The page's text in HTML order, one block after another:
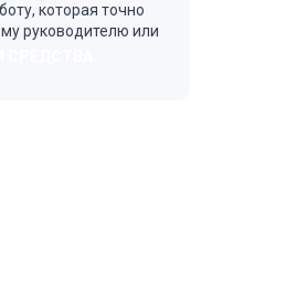
которая точно
руководителю или